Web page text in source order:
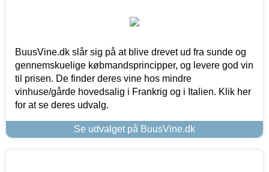
BuusVine.dk slår sig på at blive drevet ud fra sunde og
gennemskuelige købmandsprincipper, og levere god vin
til prisen. De finder deres vine hos mindre
vinhuse/gårde hovedsalig i Frankrig og i Italien. Klik her
for at se deres udvalg.
Se udvalget på BuusVine.dk